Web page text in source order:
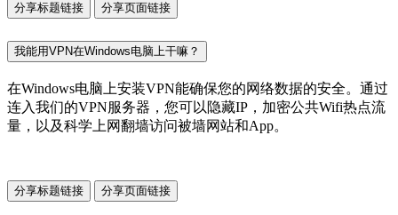
分享标题链接 分享页面链接
我能用VPN在Windows电脑上干嘛？
在Windows电脑上安装VPN能确保您的网络数据的安全。通过
连入我们的VPN服务器，您可以隐藏IP，加密公共Wifi热点流
量，以及科学上网翻墙访问被墙网站和App。
分享标题链接 分享页面链接